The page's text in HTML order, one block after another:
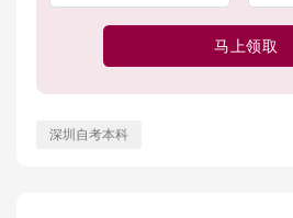
马上领取
深圳自考本科